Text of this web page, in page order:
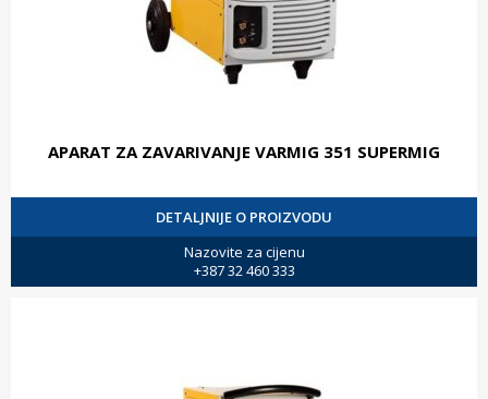
APARAT ZA ZAVARIVANJE VARMIG 351 SUPERMIG
DETALJNIJE O PROIZVODU
Nazovite za cijenu
+387 32 460 333